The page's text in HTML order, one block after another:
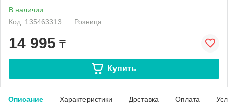
В наличии
Код: 135463313
Розница
14 995 ₸
Купить
Описание Характеристики Доставка Оплата